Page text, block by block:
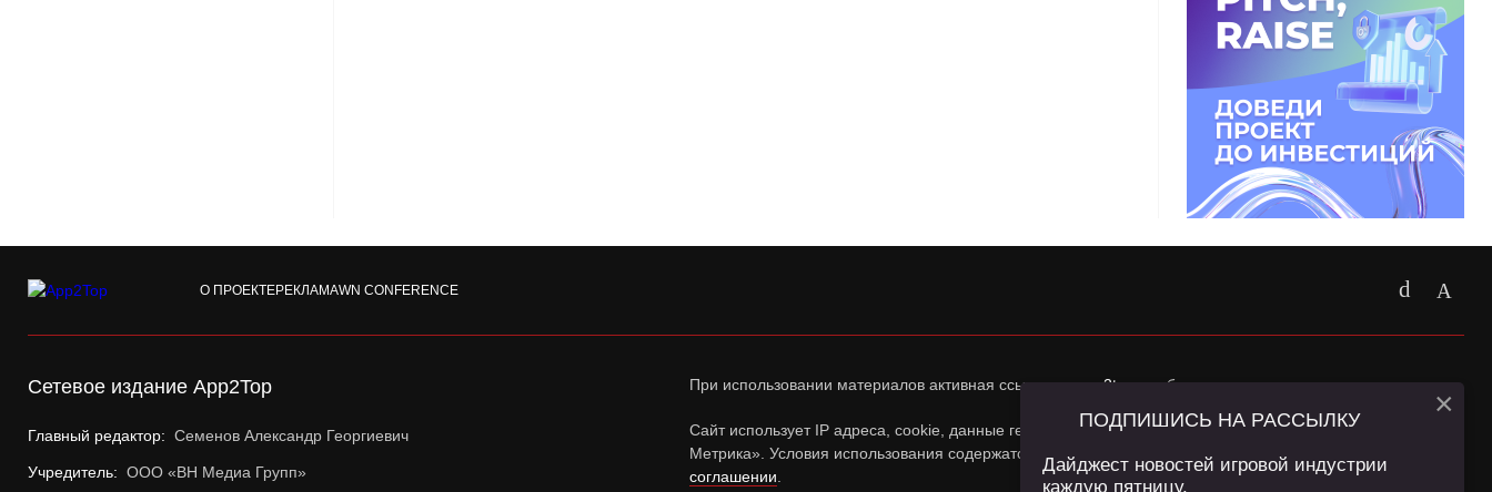
О ПРОЕКТЕРЕКЛАМАWN CONFERENCE
Сетевое издание App2Top
Главный редактор: Семенов Александр Георгиевич
Учредитель: ООО «ВН Медиа Групп»
При использовании материалов активная ссылка наapp2top.ruобязательна.
Сайт использует IP адреса, cookie, данные геолокации Пользователей сайта и сервис «Яндекс
Метрика». Условия использования содержатся в
Политике конфиденциальностии
соглашении
ПОДПИШИСЬ НА РАССЫЛКУ
Дайджест новостей игровой индустрии
каждую пятницу.
×